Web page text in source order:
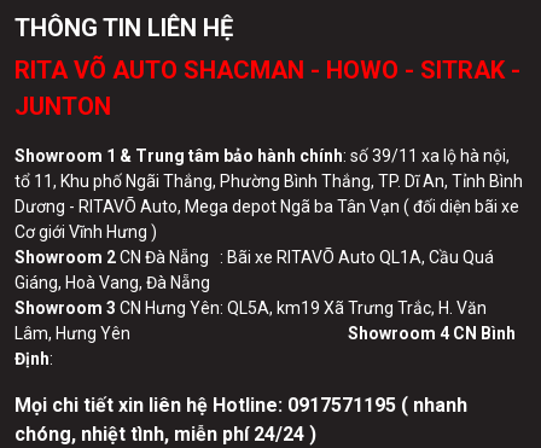
THÔNG TIN LIÊN HỆ
RITA VÕ AUTO SHACMAN - HOWO - SITRAK -
JUNTON
Showroom 1 & Trung tâm bảo hành chính: số 39/11 xa lộ hà nội,
tổ 11, Khu phố Ngãi Thắng, Phường Bình Thắng, TP. Dĩ An, Tỉnh Bình
Dương - RITAVÕ Auto, Mega depot Ngã ba Tân Vạn ( đối diện bãi xe
Cơ giới Vĩnh Hưng )
Showroom 2CN Đà Nẵng : Bãi xe RITAVÕ Auto QL1A, Cầu Quá
Giáng, Hoà Vang, Đà Nẵng
Showroom 3 CN Hưng Yên: QL5A, km19 Xã Trưng Trắc, H. Văn
Lâm, Hưng Yên Showroom 4 CN Bình
Định:
Mọi chi tiết xin liên hệ Hotline: 0917571195 ( nhanh
chóng, nhiệt tình, miễn phí 24/24 )